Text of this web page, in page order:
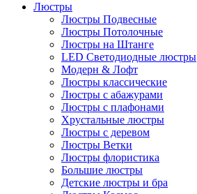
Люстры
Люстры Подвесные
Люстры Потолочные
Люстры на Штанге
LED Светодиодные люстры
Модерн & Лофт
Люстры классические
Люстры с абажурами
Люстры с плафонами
Хрустальные люстры
Люстры с деревом
Люстры Ветки
Люстры флористика
Большие люстры
Детские люстры и бра